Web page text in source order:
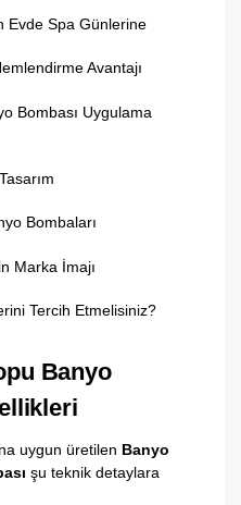
Evde Spa Günlerine
Avantajı
Bombası Uygulama
Bombaları
Marka İmajı
Tercih Etmelisiniz?
Banyo
uygun üretilen Banyo
şu teknik detaylara